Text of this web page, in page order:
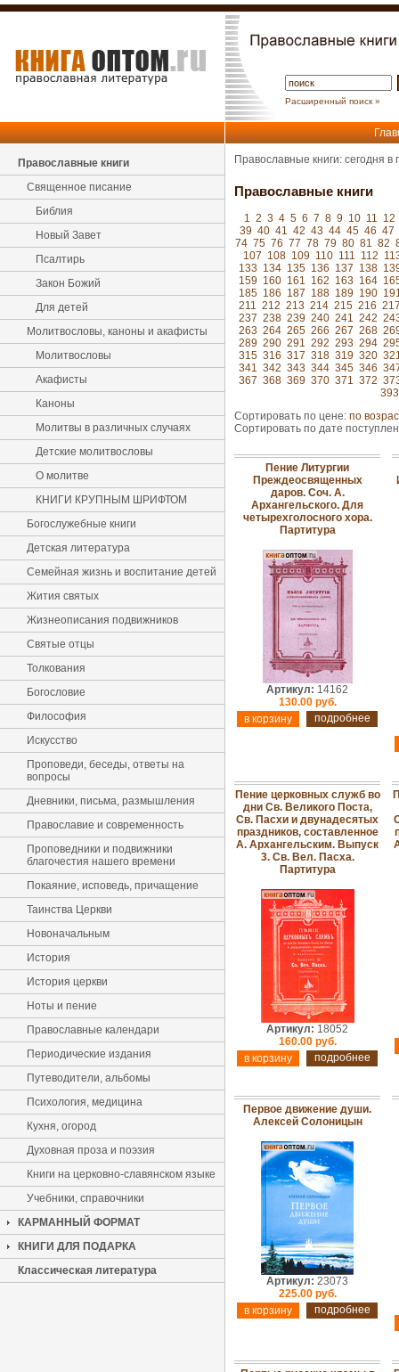
Расширенный поиск »
Православные книги
Священное писание
Библия
Новый Завет
Псалтирь
Закон Божий
Для детей
Молитвословы, каноны и акафисты
Молитвословы
Акафисты
Каноны
Молитвы в различных случаях
Детские молитвословы
О молитве
КНИГИ КРУПНЫМ ШРИФТОМ
Богослужебные книги
Детская литература
Семейная жизнь и воспитание детей
Жития святых
Жизнеописания подвижников
Святые отцы
Толкования
Богословие
Философия
Искусство
Проповеди, беседы, ответы на
вопросы
Дневники, письма, размышления
Православие и современность
Проповедники и подвижники
благочестия нашего времени
Покаяние, исповедь, причащение
Таинства Церкви
Новоначальным
История
История церкви
Ноты и пение
Православные календари
Периодические издания
Путеводители, альбомы
Психология, медицина
Кухня, огород
Духовная проза и поэзия
Книги на церковно-славянском языке
Учебники, справочники
КАРМАННЫЙ ФОРМАТ
КНИГИ ДЛЯ ПОДАРКА
Классическая литература
Православные книги: сегодня
Православные книги
1 2 3 4 5 6 7 8 9 10 11 12
39 40 41 42 43 44 45 46 47
74 75 76 77 78 79 80 81 82
107 108 109 110 111 112
133 134 135 136 137 138
159 160 161 162 163 164
185 186 187 188 189 190
211 212 213 214 215 216
237 238 239 240 241 242
263 264 265 266 267 268
289 290 291 292 293 294
315 316 317 318 319 320
341 342 343 344 345 346
367 368 369 370 371 372
393
Сортировать по цене: по
Сортировать по дате
Пение Литургии
Преждеосвященных
даров. Соч. А.
Архангельского. Для
четырехголосного хора.
Партитура
Артикул: 14162
130.00 руб.
подробнее
Пение церковных служб во
дни Св. Великого Поста,
Св. Пасхи и двунадесятых
праздников, составленное
А. Архангельским. Выпуск
3. Св. Вел. Пасха.
Партитура
Артикул: 18052
160.00 руб.
подробнее
Первое движение души.
Алексей Солоницын
Артикул: 23073
225.00 руб.
подробнее